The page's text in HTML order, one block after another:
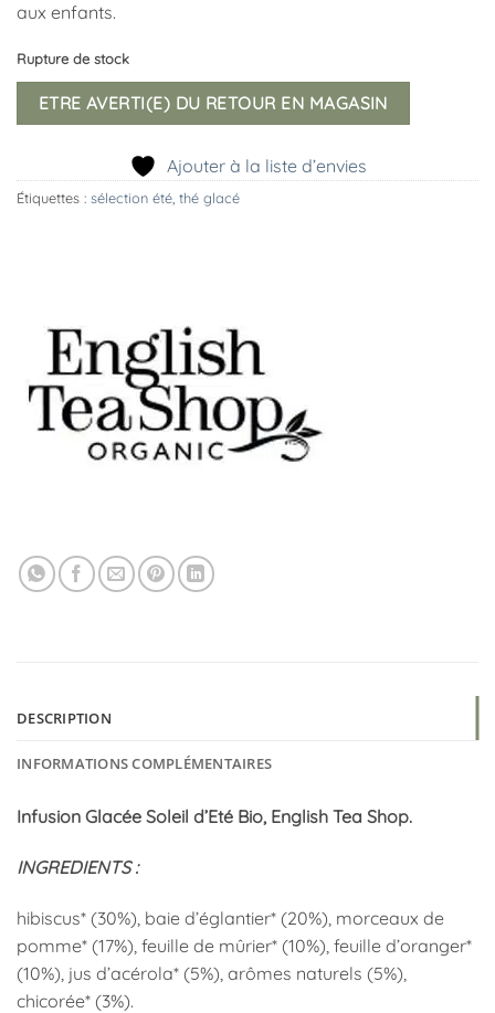
aux enfants.
Rupture de stock
ETRE AVERTI(E) DU RETOUR EN MAGASIN
Ajouter à la liste d’envies
Étiquettes : sélection été, thé glacé
DESCRIPTION
INFORMATIONS COMPLÉMENTAIRES
Infusion Glacée Soleil d’Eté Bio, English Tea Shop.
INGREDIENTS :
hibiscus* (30%), baie d’églantier* (20%), morceaux de
pomme* (17%), feuille de mûrier* (10%), feuille d’oranger*
(10%), jus d’acérola* (5%), arômes naturels (5%),
chicorée* (3%).